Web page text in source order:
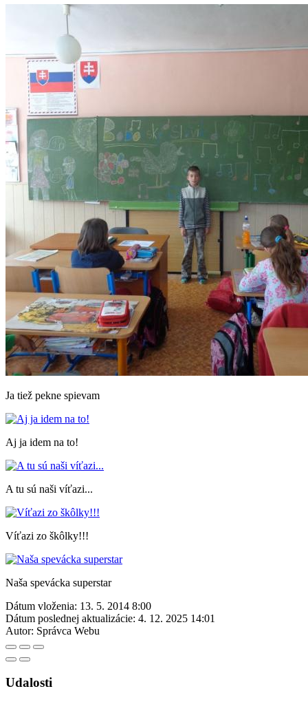
Ja tiež pekne spievam
Aj ja idem na to!
A tu sú naši víťazi...
Víťazi zo škôlky!!!
Naša spevácka superstar
Dátum vloženia: 13. 5. 2014 8:00
Dátum poslednej aktualizácie: 4. 12. 2025 14:01
Autor: Správca Webu
Udalosti